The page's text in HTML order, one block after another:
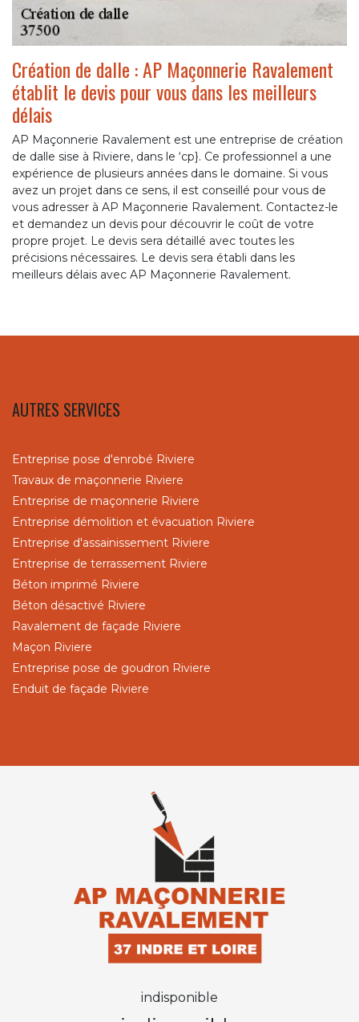
Création de dalle : AP Maçonnerie Ravalement
établit le devis pour vous dans les meilleurs
délais
AP Maçonnerie Ravalement est une entreprise de création
de dalle sise à Riviere, dans le ‘cp}. Ce professionnel a une
expérience de plusieurs années dans le domaine. Si vous
avez un projet dans ce sens, il est conseillé pour vous de
vous adresser à AP Maçonnerie Ravalement. Contactez-le
et demandez un devis pour découvrir le coût de votre
propre projet. Le devis sera détaillé avec toutes les
précisions nécessaires. Le devis sera établi dans les
meilleurs délais avec AP Maçonnerie Ravalement.
AUTRES SERVICES
Entreprise pose d'enrobé Riviere
Travaux de maçonnerie Riviere
Entreprise de maçonnerie Riviere
Entreprise démolition et évacuation Riviere
Entreprise d'assainissement Riviere
Entreprise de terrassement Riviere
Béton imprimé Riviere
Béton désactivé Riviere
Ravalement de façade Riviere
Maçon Riviere
Entreprise pose de goudron Riviere
Enduit de façade Riviere
indisponible